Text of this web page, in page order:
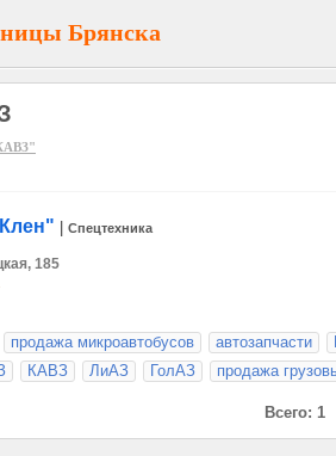
Брянска
Спецтехника
185
продажа микроавтобусов автозапчасти
КАВЗ ЛиАЗ ГолАЗ продажа
Всего: 1